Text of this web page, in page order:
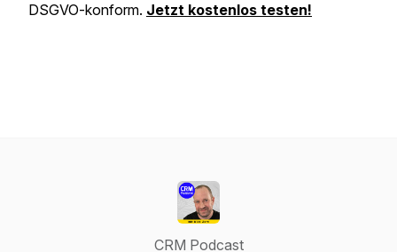
DSGVO-konform. Jetzt kostenlos testen!
CRM Podcast